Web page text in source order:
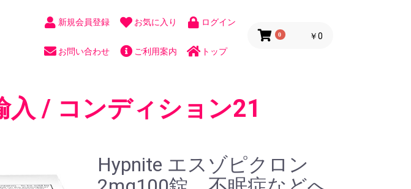
新規会員登録 お気に入り ログイン
お問い合わせ ご利用案内 トップ
0 ￥0
/ コンディション21
Hypnite エスゾピクロン